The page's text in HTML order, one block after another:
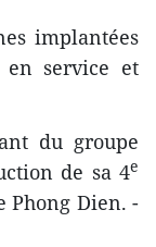
implantées
en service et
du groupe
de sa 4e
Phong Dien. -